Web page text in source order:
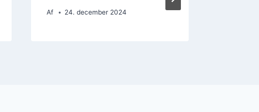
Af 24. december 2024